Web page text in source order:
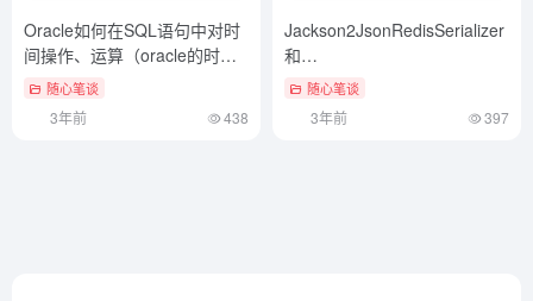
Oracle如何在SQL语句中对时
间操作、运算（oracle的时
间）怎么可以错过
随心笔谈
3年前 438
Jackson2JsonRedisSerializer
和
随心笔谈
3年前 397